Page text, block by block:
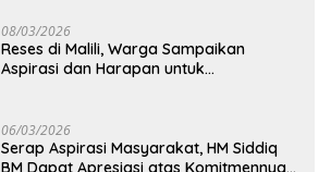
08/03/2026
Reses di Malili, Warga Sampaikan
Aspirasi dan Harapan untuk
06/03/2026
Serap Aspirasi Masyarakat, HM Siddiq
BM Dapat Apresiasi atas Komitmennya